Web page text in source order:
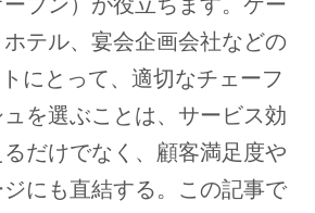
テル、宴会企画会社などの
にとって、適切なチェーフ
を選ぶことは、サービス効
だけでなく、顧客満足度や
にも直結する。この記事で